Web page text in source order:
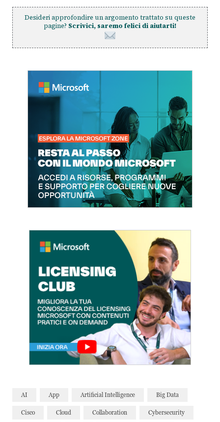
Desideri approfondire un argomento trattato su queste
pagine? Scrivici, saremo felici di aiutarti!
AI App Artificial Intelligence Big Data
Cisco Cloud Collaboration Cybersecurity